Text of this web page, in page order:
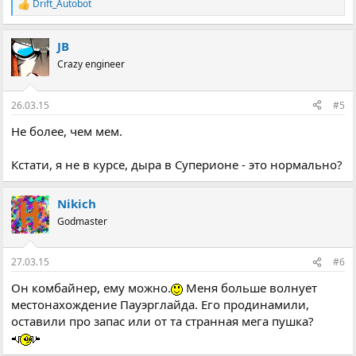
Р
е
к
ц
і
Drift_Autobot
JB
Crazy engineer
26.03.15 #5
Не более, чем мем.
Кстати, я не в курсе, дыра в Суперионе - это нормально?
Nikich
Godmaster
27.03.15 #6
Он комбайнер, ему можно.
Меня больше волнует
местонахождение Пауэрглайда. Его продинамили,
оставили про запас или от та странная мега пушка?